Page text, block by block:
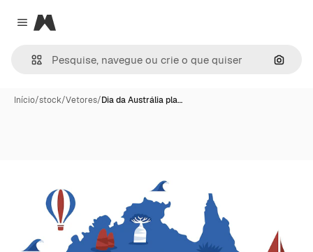
Close menu
Magnific
Início/stock/Vetores/Dia da Austrália pla…